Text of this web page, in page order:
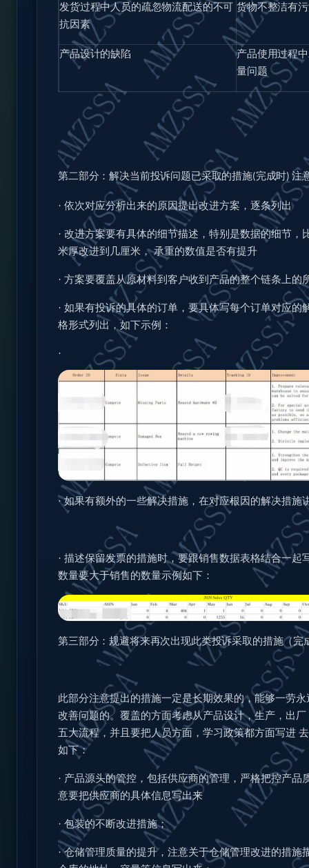
发货过程中人员的疏忽物流配送的不可
抗因素
货物不整洁有
产品设计的缺陷
产品使用过程
量问题
第二部分：解决当前投诉问题已采取的措施(完成时)注
· 依次对应分析出来的原因提出改进方案，逐条列出
· 改进方案要有具体的细节描述，特别是数据的细节，
米厚改进到几厘米， 承重的数值是否有提升
· 方案要覆盖从原材料到客户收到产品的整个链条上的
· 如果有投诉的具体的订单，要具体写每个订单对应的
格形式列出，如下示例：
·
·如果有额外的一些解决措施，在对应根因的解决措施
· 描述保留发票的措施时，要跟销售数据表格结合一起
数量要大于销售的数量示例如下：
第三部分：规避将来再次出现此类投诉采取的措施（完
此部分注意提出的措施一定是长期效果的，能够一劳
改善问题的。覆盖的方面考虑从产品设计，生产，出
五大流程，并且要把人员方面，学习政策都方面写进
如下：
· 产品源头的管控，包括供应商的管理，严格把控产品
意要把供应商的具体信息写出来
· 包装的不断改进措施；
·仓储管理质量的提升，注意关于仓储管理改进的措施